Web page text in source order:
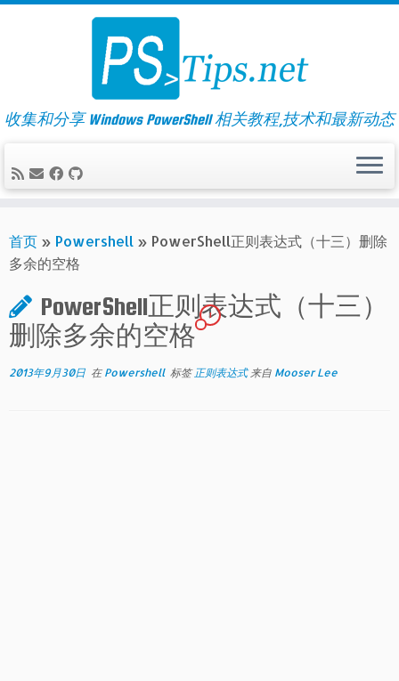
Skip
收集和分享 Windows PowerShell 相关教程,技术和最新动态
首页 » Powershell » PowerShell正则表达式（十三）删除
多余的空格
PowerShell正则表达式（十三）
删除多余的空格
1
2013年9月30日 在 Powershell 标签 正则表达式来自 Mooser Lee